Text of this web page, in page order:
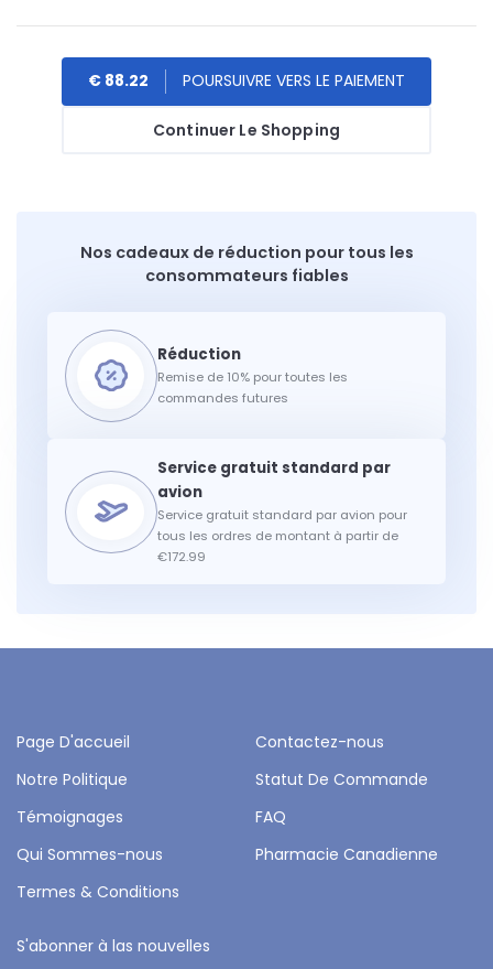
Continuer Le Shopping
€ 88.22
Nos cadeaux de réduction pour tous les
consommateurs fiables
Remise de 10% pour toutes les
commandes futures
Service gratuit standard par avion pour
tous les ordres de montant à partir de
€172.99
Page D'accueil
Contactez-nous
Notre Politique
Statut De Commande
Témoignages
FAQ
Qui Sommes-nous
Pharmacie Canadienne
Termes & Conditions
S'abonner à las nouvelles